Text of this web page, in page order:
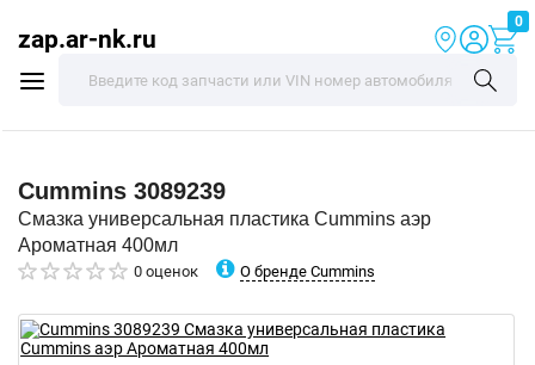
zap.ar-nk.ru
0
Cummins 3089239
Смазка универсальная пластика Cummins аэр
Ароматная 400мл
0 оценок О бренде Cummins